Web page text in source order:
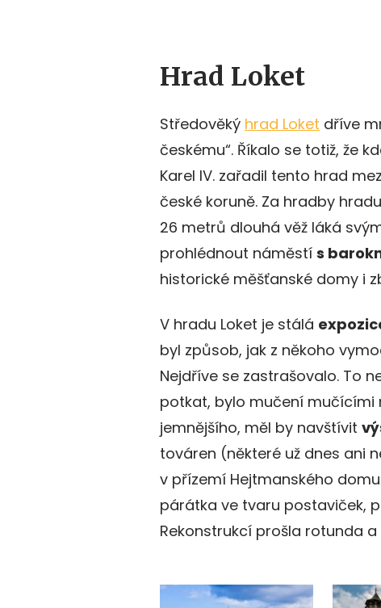
Hrad Loket
Středověký hrad Loket dříve
českému“. Říkalo se totiž, že
Karel IV. zařadil tento hrad
české koruně. Za hradby
26 metrů dlouhá věž láká
prohlédnout náměstí s
historické měšťanské domy i
V hradu Loket je stálá
byl způsob, jak z někoho
Nejdříve se zastrašovalo. To
potkat, bylo mučení mučícími
jemnějšího, měl by navštívit
továren (některé už dnes ani
v přízemí Hejtmanského
párátka ve tvaru postaviček,
Rekonstrukcí prošla rotunda